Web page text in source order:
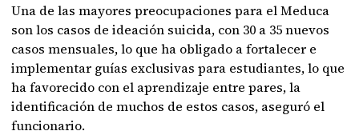
Una de las mayores preocupaciones para el Meduca
son los casos de ideación suicida, con 30 a 35 nuevos
casos mensuales, lo que ha obligado a fortalecer e
implementar guías exclusivas para estudiantes, lo que
ha favorecido con el aprendizaje entre pares, la
identificación de muchos de estos casos, aseguró el
funcionario.